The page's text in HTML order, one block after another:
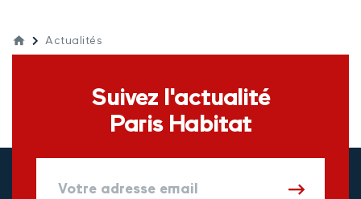
Actualités
Suivez l'actualité
Paris Habitat